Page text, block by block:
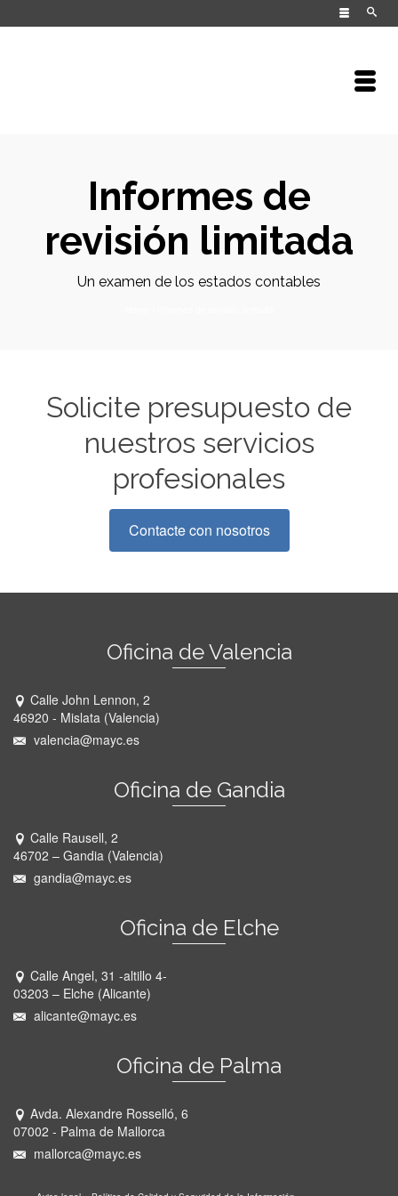
Informes de
revisión limitada
Un examen de los estados contables
Solicite presupuesto de
nuestros servicios
profesionales
Contacte con nosotros
Oficina de Valencia
Calle John Lennon, 2
46920 - Mislata (Valencia)
valencia@mayc.es
Oficina de Gandia
Calle Rausell, 2
46702 – Gandia (Valencia)
gandia@mayc.es
Oficina de Elche
Calle Angel, 31 -altillo 4-
03203 – Elche (Alicante)
alicante@mayc.es
Oficina de Palma
Avda. Alexandre Rosselló, 6
07002 - Palma de Mallorca
mallorca@mayc.es